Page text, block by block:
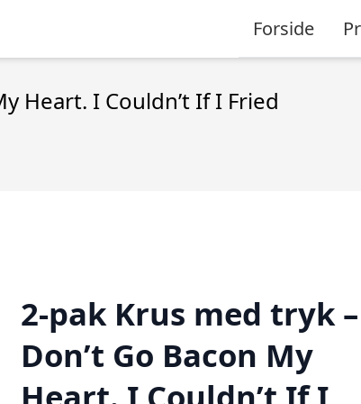
Forside
Heart. I Couldn’t If I Fried
2-pak Krus med tryk –
Don’t Go Bacon My